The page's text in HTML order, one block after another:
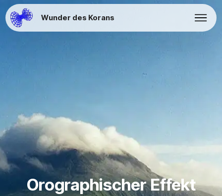
Wunder des Korans
Orographischer Effekt